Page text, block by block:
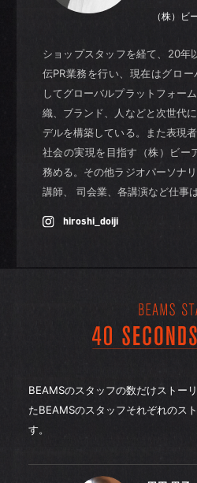
（株）ビ
ショップスタッフを経て、20年
伝PR業務を行い、現在はグロ
してグローバルプラットフォー
織、ブランド、人などと次世代
デルを構築している。また表現
社会の実現を目指す（株）ビー
務める。その他ラジオパーソナ
講師、 司会業、各講演など仕事
hiroshi_doiji
BEAMSのスタッフの数だけストー
たBEAMSのスタッフそれぞれのス
す。